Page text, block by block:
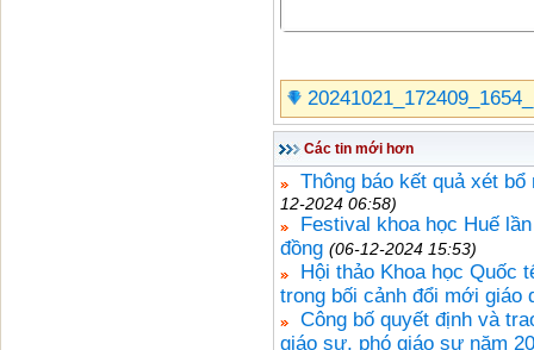
Các tin mới hơn
Thông báo kết quả xét
12-2024 06:58)
Festival khoa học Huế
đồng (06-12-2024 15:53)
Hội thảo Khoa học Quốc
trong bối cảnh đổi mới giáo
Công bố quyết định và
giáo sư, phó giáo sư năm